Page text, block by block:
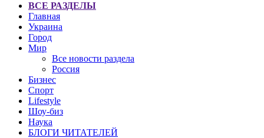
ВСЕ РАЗДЕЛЫ
Главная
Украина
Город
Мир
Все новости раздела
Россия
Бизнес
Спорт
Lifestyle
Шоу-биз
Наука
БЛОГИ ЧИТАТЕЛЕЙ